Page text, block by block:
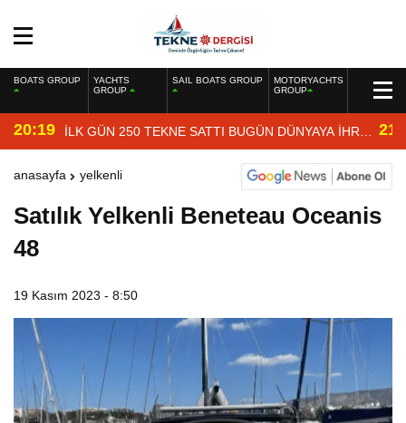
BOATS GROUP
YACHTS
GROUP
SAIL BOATS GROUP
MOTORYACHTS
GROUP
20:19 İLK GÜN 250 TEKNE SATTI BUGÜN DÜNYAYA İHRAÇ
EDİYOR
anasayfa yelkenli
Satılık Yelkenli Beneteau Oceanis
48
19 Kasım 2023 - 8:50